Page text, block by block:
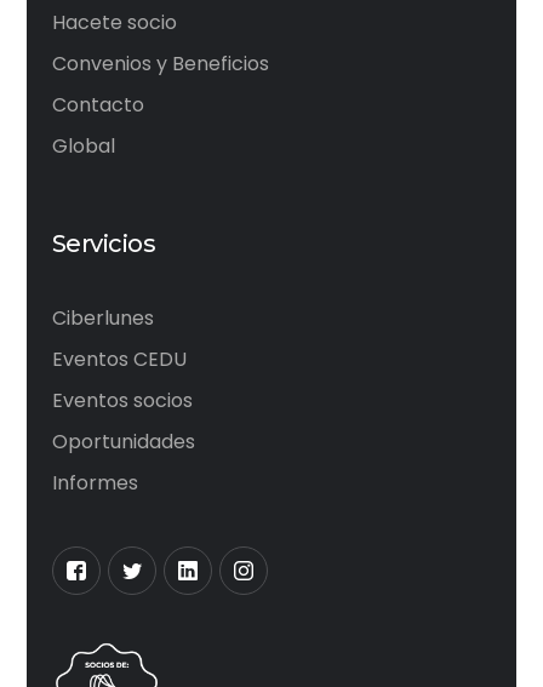
Hacete socio
Convenios y Beneficios
Contacto
Global
Servicios
Ciberlunes
Eventos CEDU
Eventos socios
Oportunidades
Informes